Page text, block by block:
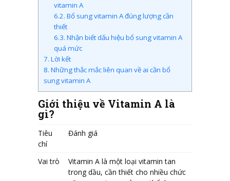
vitamin A
6.2. Bổ sung vitamin A đúng lượng cần
thiết
6.3. Nhận biết dấu hiệu bổ sung vitamin A
quá mức
7. Lời kết
8. Những thắc mắc liên quan về ai cần bổ
sung vitamin A
Giới thiệu về Vitamin A là
gì?
Tiêu
chí
Đánh giá
Vai trò
Vitamin A là một loại vitamin tan
trong dầu, cần thiết cho nhiều chức